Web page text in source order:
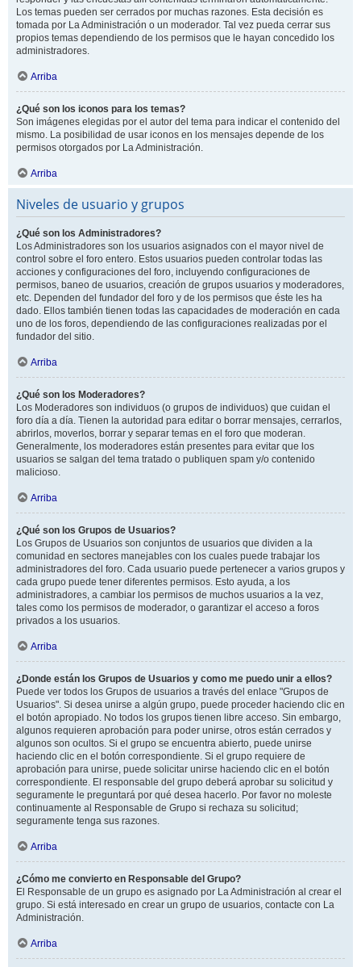
Los temas pueden ser cerrados por muchas razones. Esta decisión es
tomada por La Administración o un moderador. Tal vez pueda cerrar sus
propios temas dependiendo de los permisos que le hayan concedido los
administradores.
Arriba
¿Qué son los iconos para los temas?
Son imágenes elegidas por el autor del tema para indicar el contenido del
mismo. La posibilidad de usar iconos en los mensajes depende de los
permisos otorgados por La Administración.
Arriba
Niveles de usuario y grupos
¿Qué son los Administradores?
Los Administradores son los usuarios asignados con el mayor nivel de
control sobre el foro entero. Estos usuarios pueden controlar todas las
acciones y configuraciones del foro, incluyendo configuraciones de
permisos, baneo de usuarios, creación de grupos usuarios y moderadores,
etc. Dependen del fundador del foro y de los permisos que éste les ha
dado. Ellos también tienen todas las capacidades de moderación en cada
uno de los foros, dependiendo de las configuraciones realizadas por el
fundador del sitio.
Arriba
¿Qué son los Moderadores?
Los Moderadores son individuos (o grupos de individuos) que cuidan el
foro día a día. Tienen la autoridad para editar o borrar mensajes, cerrarlos,
abrirlos, moverlos, borrar y separar temas en el foro que moderan.
Generalmente, los moderadores están presentes para evitar que los
usuarios se salgan del tema tratado o publiquen spam y/o contenido
malicioso.
Arriba
¿Qué son los Grupos de Usuarios?
Los Grupos de Usuarios son conjuntos de usuarios que dividen a la
comunidad en sectores manejables con los cuales puede trabajar los
administradores del foro. Cada usuario puede pertenecer a varios grupos y
cada grupo puede tener diferentes permisos. Esto ayuda, a los
administradores, a cambiar los permisos de muchos usuarios a la vez,
tales como los permisos de moderador, o garantizar el acceso a foros
privados a los usuarios.
Arriba
¿Donde están los Grupos de Usuarios y como me puedo unir a ellos?
Puede ver todos los Grupos de usuarios a través del enlace "Grupos de
Usuarios". Si desea unirse a algún grupo, puede proceder haciendo clic en
el botón apropiado. No todos los grupos tienen libre acceso. Sin embargo,
algunos requieren aprobación para poder unirse, otros están cerrados y
algunos son ocultos. Si el grupo se encuentra abierto, puede unirse
haciendo clic en el botón correspondiente. Si el grupo requiere de
aprobación para unirse, puede solicitar unirse haciendo clic en el botón
correspondiente. El responsable del grupo deberá aprobar su solicitud y
seguramente le preguntará por qué desea hacerlo. Por favor no moleste
continuamente al Responsable de Grupo si rechaza su solicitud;
seguramente tenga sus razones.
Arriba
¿Cómo me convierto en Responsable del Grupo?
El Responsable de un grupo es asignado por La Administración al crear el
grupo. Si está interesado en crear un grupo de usuarios, contacte con La
Administración.
Arriba